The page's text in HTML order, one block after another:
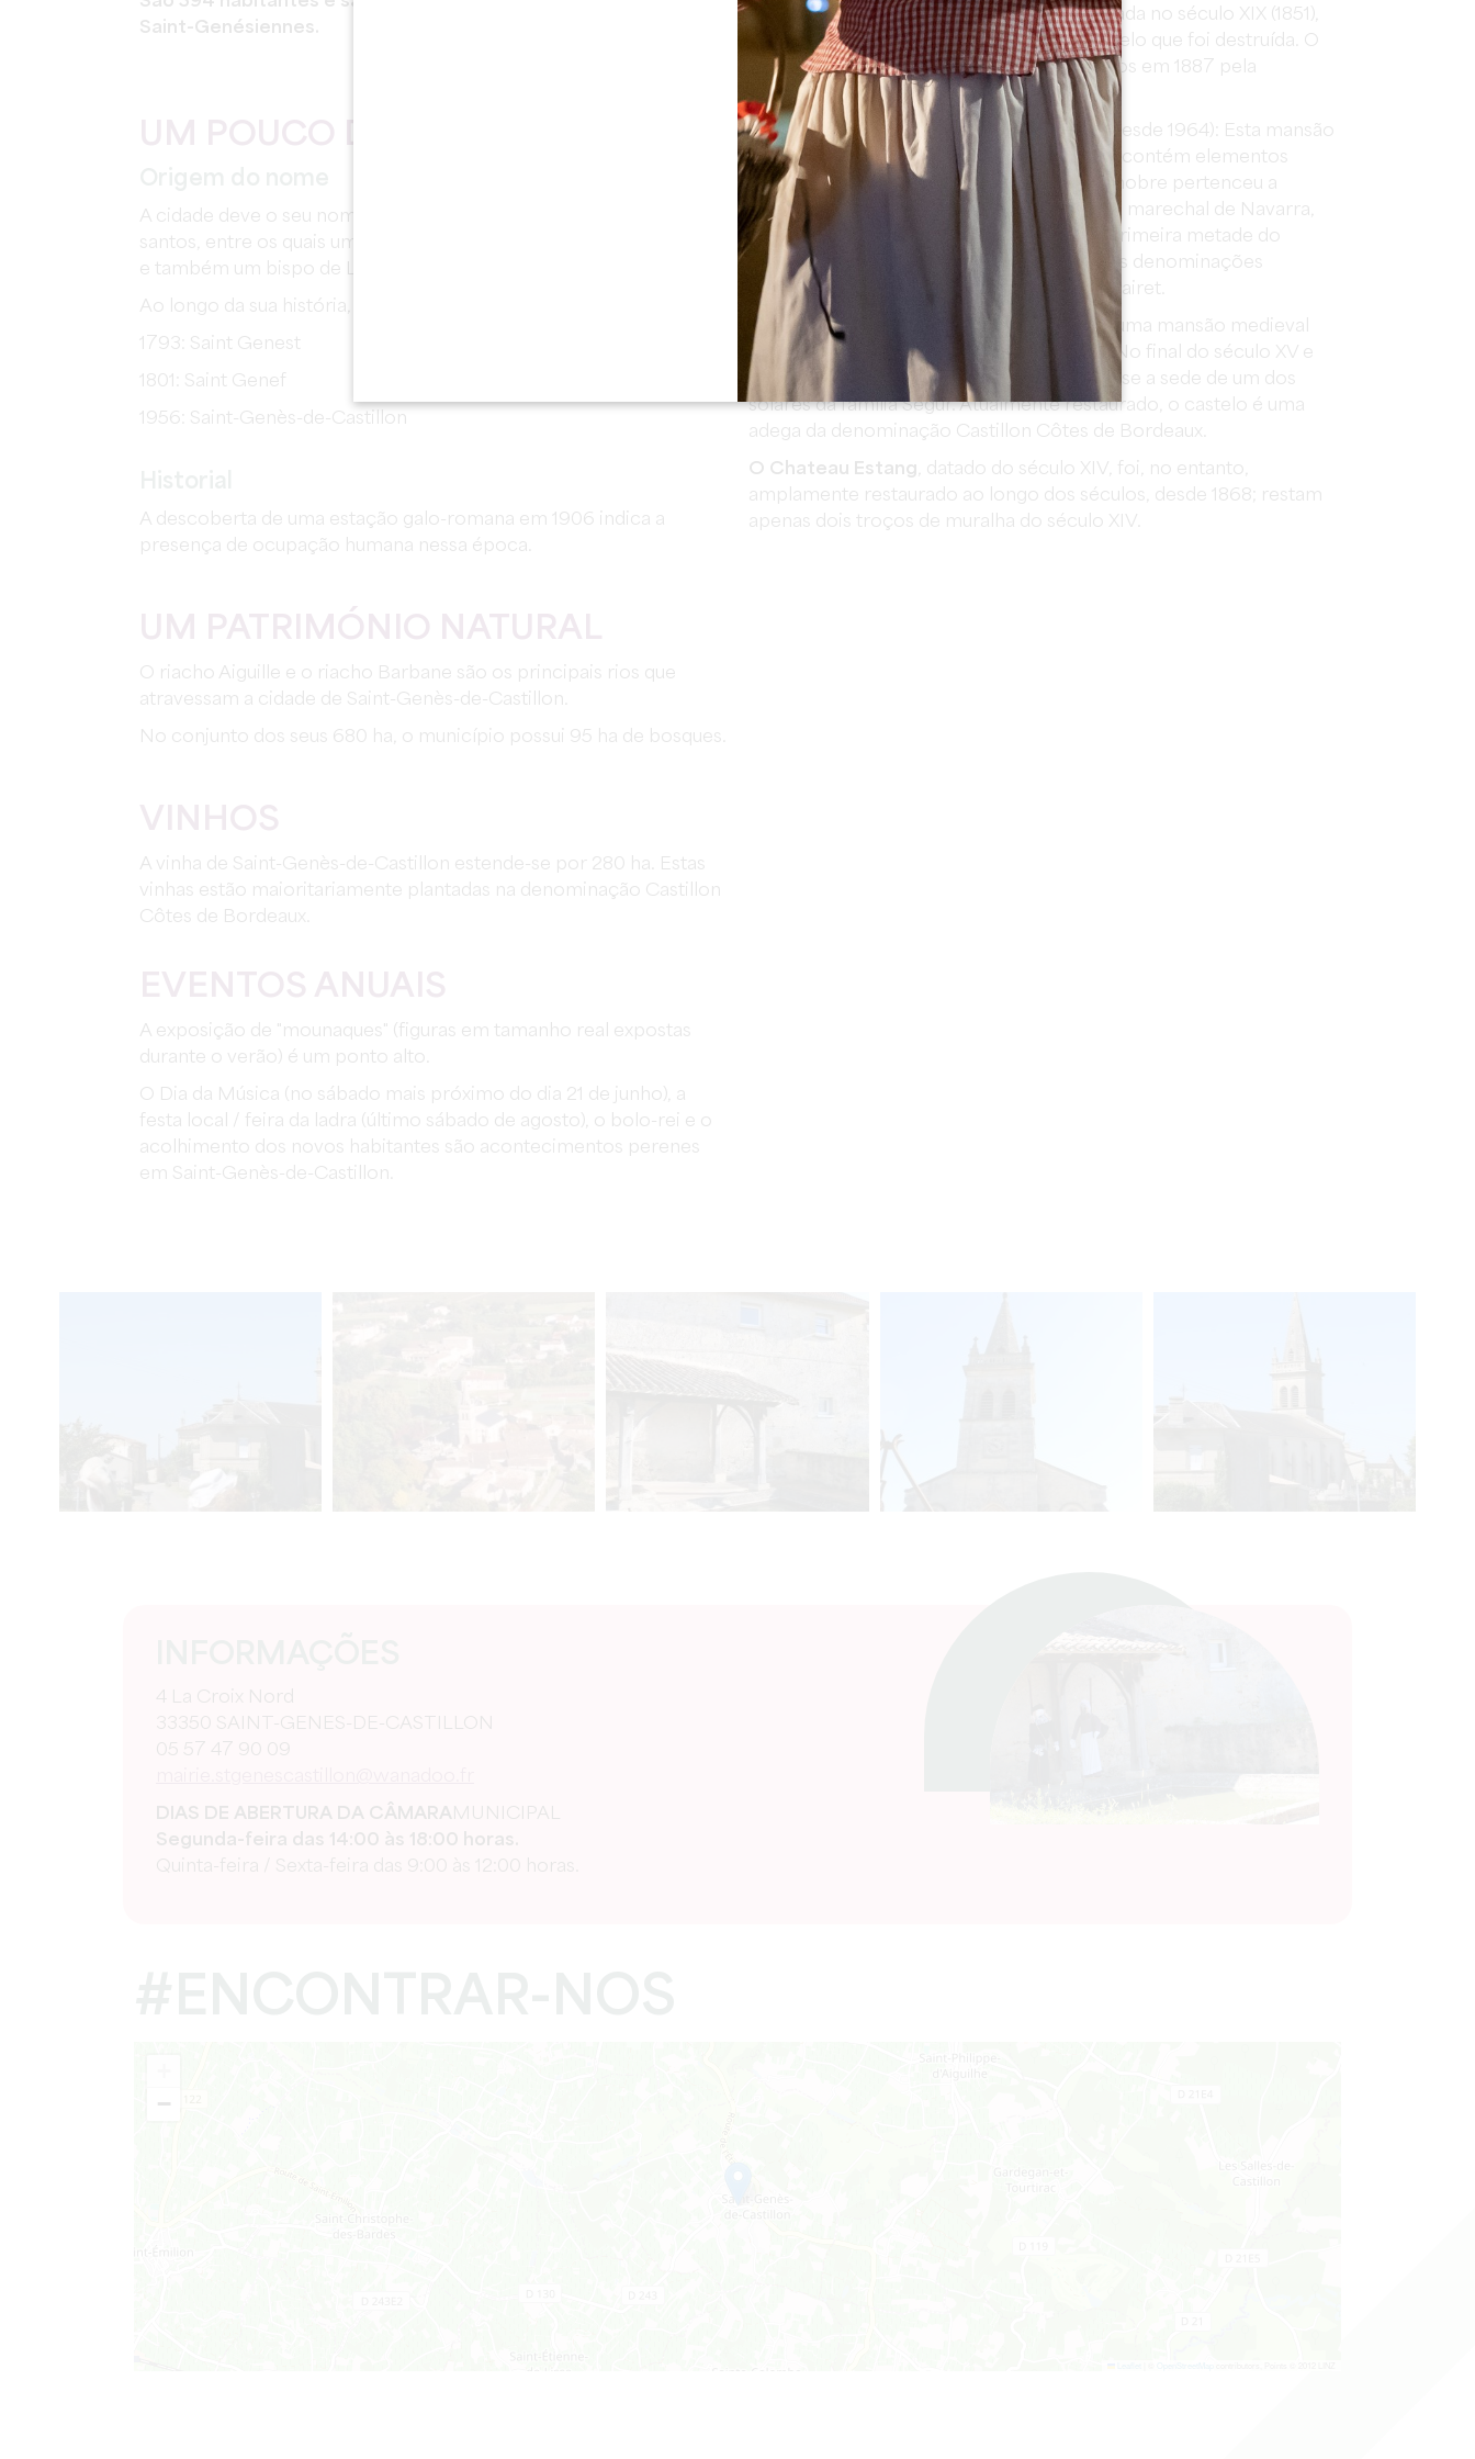
Saint-Genésiennes.
A cidade deve o seu nome a Génova ou Genésio, nome de vários
santos, entre os quais um comediante, mártir de Roma no século IV
e também um bispo de Lyon no século VII.
Ao longo da sua história, a cidade sofreu três mudanças de nome:
1793: Saint Genest
1801: Saint Genef
1956: Saint-Genès-de-Castillon
A descoberta de uma estação galo-romana em 1906 indica a
presença de ocupação humana nessa época.
O riacho Aiguille e o riacho Barbane são os principais rios que
atravessam a cidade de Saint-Genès-de-Castillon.
No conjunto dos seus 680 ha, o município possui 95 ha de bosques.
A vinha de Saint-Genès-de-Castillon estende-se por 280 ha. Estas
vinhas estão maioritariamente plantadas na denominação Castillon
Côtes de Bordeaux.
A exposição de "mounaques" (figuras em tamanho real expostas
durante o verão) é um ponto alto.
O Dia da Música (no sábado mais próximo do dia 21 de junho), a
festa local / feira da ladra (último sábado de agosto), o bolo-rei e o
acolhimento dos novos habitantes são acontecimentos perenes
em Saint-Genès-de-Castillon.
Gardegan. Esta igreja românica foi restaurada no século XIX (1851),
mas as paredes da nave ameaçavam ruir, pelo que foi destruída. O
carrilhão é composto por 4 sinos fabricados em 1887 pela
Fundição Vauthier de Saint-Emilion.
Solar de Gravoux(monumento histórico desde 1964): Esta mansão
do final do século XIV e início do século XV contém elementos
defensivos típicos dos castelos. Esta casa nobre pertenceu a
François de Gramont, senhor de Bidache e marechal de Navarra,
conde de Blaye e senhor de Mussidan na primeira metade do
século XV. Atualmente, é uma adega com as denominações
Castillon Côtes de Bordeaux e Bordeaux Clairet.
O Chateau Flaujagues
era originalmente uma mansão medieval
retangular datada do final da Idade Média. No final do século XV e
início do século XVI, foi ampliado e tornou-se a sede de um dos
solares da família Segur. Atualmente restaurado, o castelo é uma
adega da denominação Castillon Côtes de Bordeaux.
O Chateau Estang , datado do século XIV, foi, no entanto,
amplamente restaurado ao longo dos séculos, desde 1868; restam
apenas dois troços de muralha do século XIV.
4 La Croix Nord
33350 SAINT-GENES-DE-CASTILLON
05 57 47 90 09
DIAS DE ABERTURA DA CÂMARA MUNICIPAL
Segunda-feira das 14:00 às 18:00 horas.
Quinta-feira / Sexta-feira das 9:00 às 12:00 horas.
−